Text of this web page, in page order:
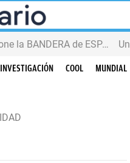
Por qué la gente pone la BANDERA de ESPAÑA en el balcón
INVESTIGACIÓN COOL MUNDIAL